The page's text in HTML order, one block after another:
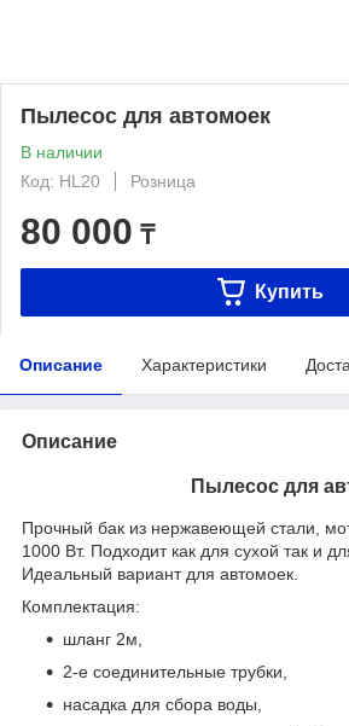
Пылесос для автомоек
В наличии
Код: HL20
Розница
80 000 ₸
Купить
Описание Характеристики
Описание
Пылесос для
Прочный бак из нержавеющей стали,
1000 Вт. Подходит как для сухой так и
Идеальный вариант для автомоек.
Комплектация:
шланг 2м,
2-е соединительные трубки,
насадка для сбора воды,